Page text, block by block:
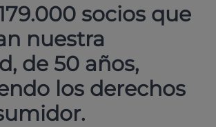
socios que
nuestra
de 50 años,
los derechos